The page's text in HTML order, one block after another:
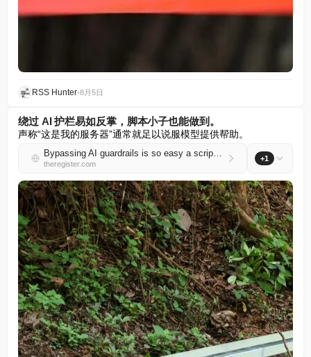
RSS Hunter•8月5日
绕过 AI 护栏易如反掌，脚本小子也能做到。
声称“这是我的服务器”通常就足以说服模型提供帮助。
Bypassing AI guardrails is so easy a script kiddie can do it
theregister.com
+1